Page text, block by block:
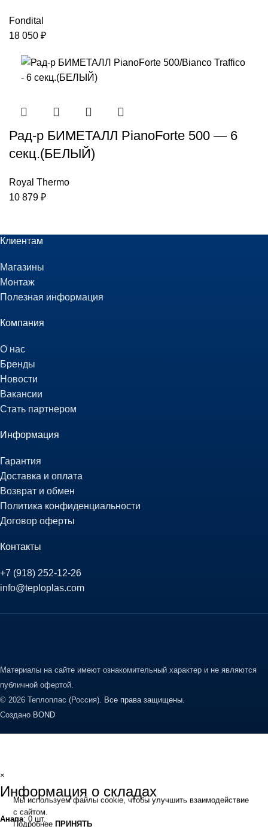
Fondital
18 050 ₽
Рад-р БИМЕТАЛЛ PianoForte 500 — 6
секц.(БЕЛЫЙ)
Royal Thermo
10 879 ₽
Клиентам
Магазины
Монтаж
Полезная информация
Компания
О нас
Бренды
Новости
Вакансии
Стать партнером
Информация
Гарантия
Доставка и оплата
Возврат и обмен
Политика конфиденциальности
Договор оферты
Контакты
+7 (918) 252-12-26
info@teploplas.com
Материалы на сайте имеют ознакомительный характер и не являются
публичной офертой.
© 2026 Теплоплас (Россия). Все права защищены.
Создано BOND
Мы используем файлы cookie, чтобы улучшить взаимодействие
с сайтом.
Подробнее ПРИНЯТЬ
×
Информация о складах
Анапа: 0 шт.